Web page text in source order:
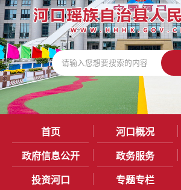
首页 河口概况
政府信息公开 政务服务
投资河口 专题专栏